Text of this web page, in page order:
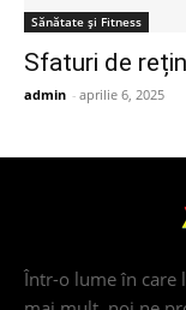
Sănătate și Fitness
Sfaturi de
admin - aprilie 6, 2025
Într-o lume în care